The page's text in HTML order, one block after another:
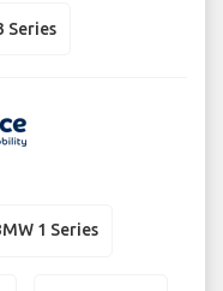
Series
1 Series